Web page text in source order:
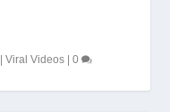
|Viral Videos |0